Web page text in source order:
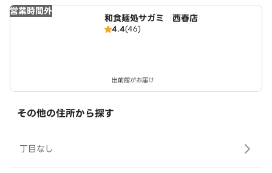
営業時間外
和食麺処サガミ 西春店
4.4(46)
出前館がお届け
その他の住所から探す
丁目なし